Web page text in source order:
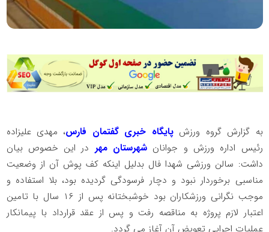
به گزارش گروه ورزش پایگاه خبری گفتمان فارس، مهدی علیزاده
رئیس اداره ورزش و جوانان شهرستان مهر در این خصوص بیان
داشت: سالن ورزشی شهدا فال بدلیل اینکه کف پوش آن از وضعیت
مناسبی برخوردار نبود و دچار فرسودگی گردیده بود، بلا استفاده و
موجب نگرانی ورزشکاران بود خوشبختانه پس از ۱۶ سال با تامین
اعتبار لازم پروژه به مناقصه رفت و پس از عقد قرارداد با پیمانکار
عملیات اجرایی تعویض آن آغاز می گردد.